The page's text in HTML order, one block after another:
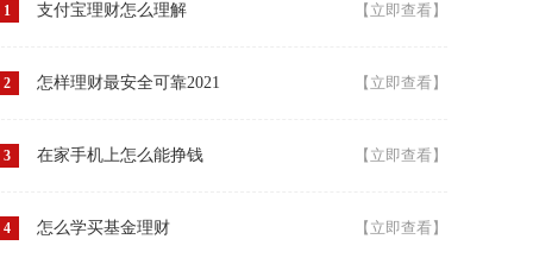
1 支付宝理财怎么理解 【立即查看】
2 怎样理财最安全可靠2021 【立即查看】
3 在家手机上怎么能挣钱 【立即查看】
4 怎么学买基金理财 【立即查看】